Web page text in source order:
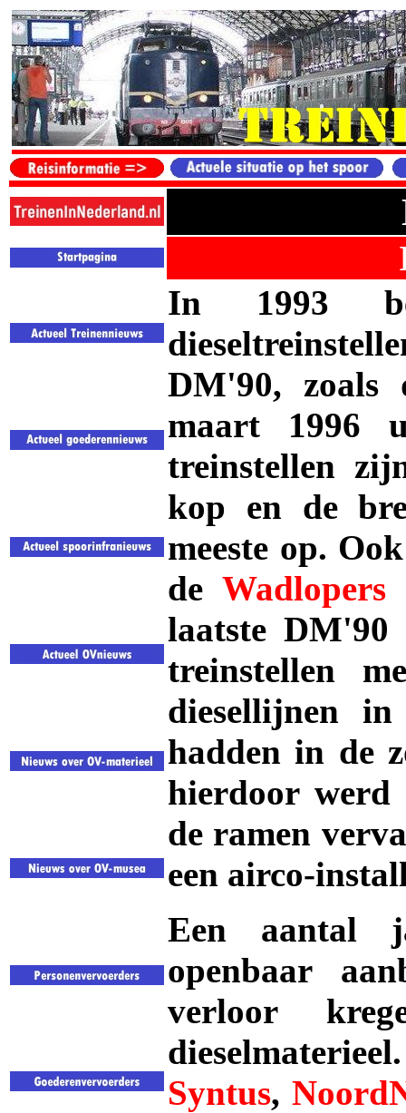
In 1993
DM'90, zoals
maart 1996
treinstellen
kop en de
meeste op.
deWadlopers
laatste DM'90
treinstellen
diesellijnen
hadden in de
hierdoor werd
de ramen
een airco-
Een aantal
openbaar
verloor
Syntus,